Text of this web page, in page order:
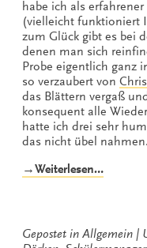
habe ich als
(vielleicht funktioniert
zum Glück gibt es bei
denen man sich
Probe eigentlich ganz
so verzaubert von
das Blättern vergaß
konsequent alle
hatte ich drei sehr
das nicht übel nahmen.
→Weiterlesen…„Blättern
Gepostet in Allgemein